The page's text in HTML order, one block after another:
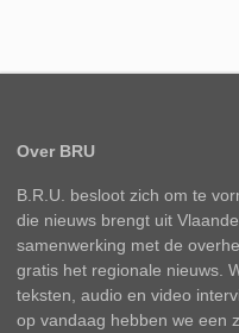
Over BRU
B.R.U. besloot zich om te
die nieuws brengt uit
samenwerking met de
gratis het regionale nieuws.
teksten, audio en video
op vandaag hebben we een